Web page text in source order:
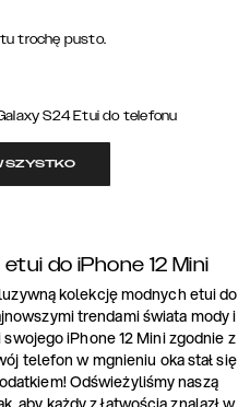
tu trochę pusto.
S24 Etui do telefonu
do iPhone 12 Mini
kolekcję modnych etui do
trendami świata mody i
iPhone 12 Mini zgodnie z
telefon w mgnieniu oka stał się
Odświeżyliśmy naszą